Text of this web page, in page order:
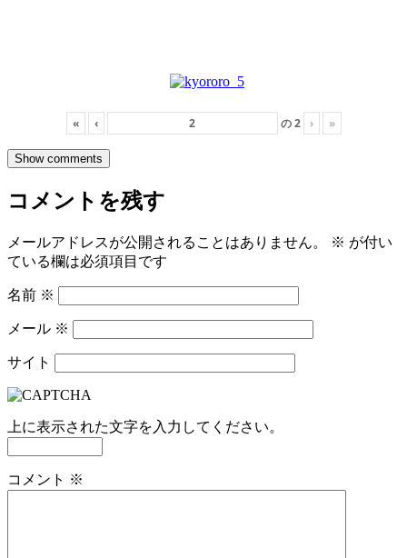
« ‹ の2 › »
Show comments
コメントを残す
メールアドレスが公開されることはありません。 ※ が付い
ている欄は必須項目です
名前 ※
メール ※
サイト
上に表示された文字を入力してください。
コメント ※